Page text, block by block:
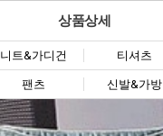
상품상세
니트&가디건 티셔츠
팬츠 신발&가방